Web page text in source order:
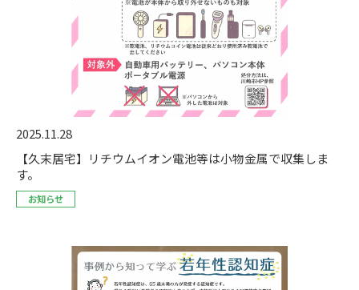
2025.11.28
【久末居宅】リチウムイオン電池等は小物金属で収集しま
す。
お知らせ